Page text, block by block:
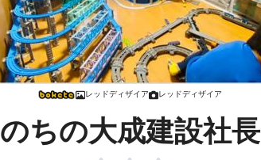
レッドディザイア レッドディザイア
のちの大成建設社長